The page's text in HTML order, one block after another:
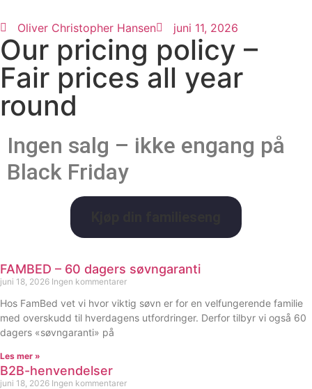
Oliver Christopher Hansen juni 11, 2026
Our pricing policy –
Fair prices all year
round
Ingen salg – ikke engang på
Black Friday
FAMBED – 60 dagers søvngaranti
juni 18, 2026 Ingen kommentarer
Hos FamBed vet vi hvor viktig søvn er for en velfungerende familie
med overskudd til hverdagens utfordringer. Derfor tilbyr vi også 60
dagers «søvngaranti» på
Les mer »
B2B-henvendelser
juni 18, 2026 Ingen kommentarer